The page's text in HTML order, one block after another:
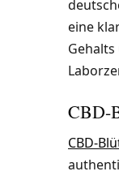
eine
CBD-
CBD-